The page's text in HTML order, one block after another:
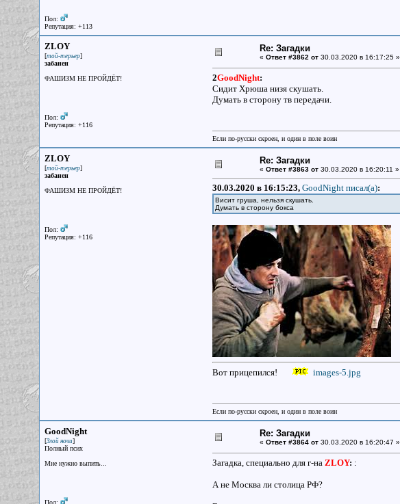
Пол:
Репутация: +113
ZLOY
[той-терьер]
забанен
ФАШИЗМ НЕ ПРОЙДЁТ!
Пол:
Репутация: +116
Re: Загадки
« Ответ #3862 от 30.03.2020 в 16:17:25 »
2GoodNight:
Сидит Хрюша низя скушать.
Думать в сторону тв передачи.
Если по-русски скроен, и один в поле воин
ZLOY
[той-терьер]
забанен
ФАШИЗМ НЕ ПРОЙДЁТ!
Пол:
Репутация: +116
Re: Загадки
« Ответ #3863 от 30.03.2020 в 16:20:11 »
30.03.2020 в 16:15:23, GoodNight писал(a):
Висит груша, нельзя скушать.
Думать в сторону бокса
Вот прицепился! images-5.jpg
Если по-русски скроен, и один в поле воин
GoodNight
[Злой ночи]
Полный псих
Мне нужно выпить...
Пол:
Re: Загадки
« Ответ #3864 от 30.03.2020 в 16:20:47 »
Загадка, специально для г-на ZLOY: :
А не Москва ли столица РФ?